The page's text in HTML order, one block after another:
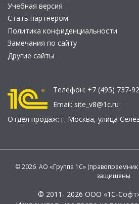
Учебная версия
Стать партнером
Политика конфиденциальности
Замечания по сайту
Другие сайты
Телефон: +7 (495) 737-
Email: site_v8@1c.ru
Отдел продаж: г. Москва, улица
© 2026 АО «Группа 1С» (правопреемник
защищены
© 2011- 2026 ООО «1С-